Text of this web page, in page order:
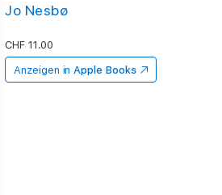
Jo Nesbø
CHF 11.00
Anzeigen in Apple Books